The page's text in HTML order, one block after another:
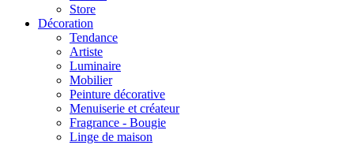
Store
Décoration
Tendance
Artiste
Luminaire
Mobilier
Peinture décorative
Menuiserie et créateur
Fragrance - Bougie
Linge de maison